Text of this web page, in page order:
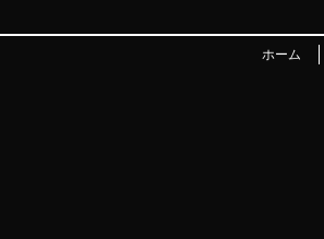
ホーム